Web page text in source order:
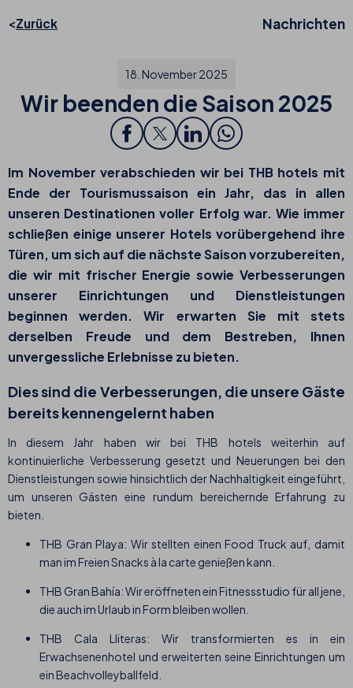
Zurück Nachrichten
18. November 2025
Wir beenden die Saison 2025
Im November verabschieden wir bei THB hotels mit
Ende der Tourismussaison ein Jahr, das in allen
unseren Destinationen voller Erfolg war. Wie immer
schließen einige unserer Hotels vorübergehend ihre
Türen, um sich auf die nächste Saison vorzubereiten,
die wir mit frischer Energie sowie Verbesserungen
unserer Einrichtungen und Dienstleistungen
beginnen werden. Wir erwarten Sie mit stets
derselben Freude und dem Bestreben, Ihnen
unvergessliche Erlebnisse zu bieten.
Dies sind die Verbesserungen, die unsere Gäste
bereits kennengelernt haben
In diesem Jahr haben wir bei THB hotels weiterhin auf
kontinuierliche Verbesserung gesetzt und Neuerungen bei den
Dienstleistungen sowie hinsichtlich der Nachhaltigkeit eingeführt,
um unseren Gästen eine rundum bereichernde Erfahrung zu
bieten.
THB Gran Playa: Wir stellten einen Food Truck auf, damit
man im Freien Snacks à la carte genießen kann.
THB Gran Bahía: Wir eröffneten ein Fitnessstudio für all jene,
die auch im Urlaub in Form bleiben wollen.
THB Cala Lliteras: Wir transformierten es in ein
Erwachsenenhotel und erweiterten seine Einrichtungen um
ein Beachvolleyballfeld.